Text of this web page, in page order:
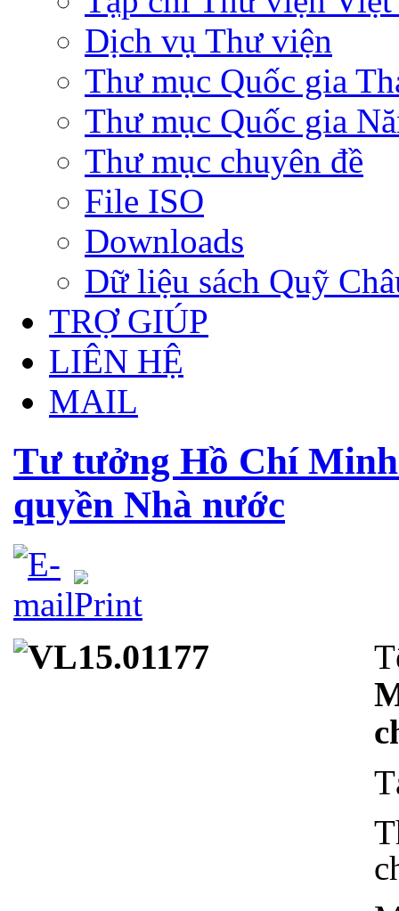
Dịch vụ Thư viện
Thư mục Quốc gia
Thư mục Quốc gia
Thư mục chuyên đề
File ISO
Downloads
Dữ liệu sách Quỹ
TRỢ GIÚP
LIÊN HỆ
MAIL
Tư tưởng Hồ Chí
quyền Nhà nước